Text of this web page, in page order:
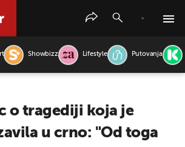
Showbizz Lifestyle Putovanja
o tragediji koja je
u crno: "Od toga